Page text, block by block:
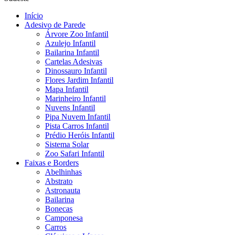
Início
Adesivo de Parede
Árvore Zoo Infantil
Azulejo Infantil
Bailarina Infantil
Cartelas Adesivas
Dinossauro Infantil
Flores Jardim Infantil
Mapa Infantil
Marinheiro Infantil
Nuvens Infantil
Pipa Nuvem Infantil
Pista Carros Infantil
Prédio Heróis Infantil
Sistema Solar
Zoo Safari Infantil
Faixas e Borders
Abelhinhas
Abstrato
Astronauta
Bailarina
Bonecas
Camponesa
Carros